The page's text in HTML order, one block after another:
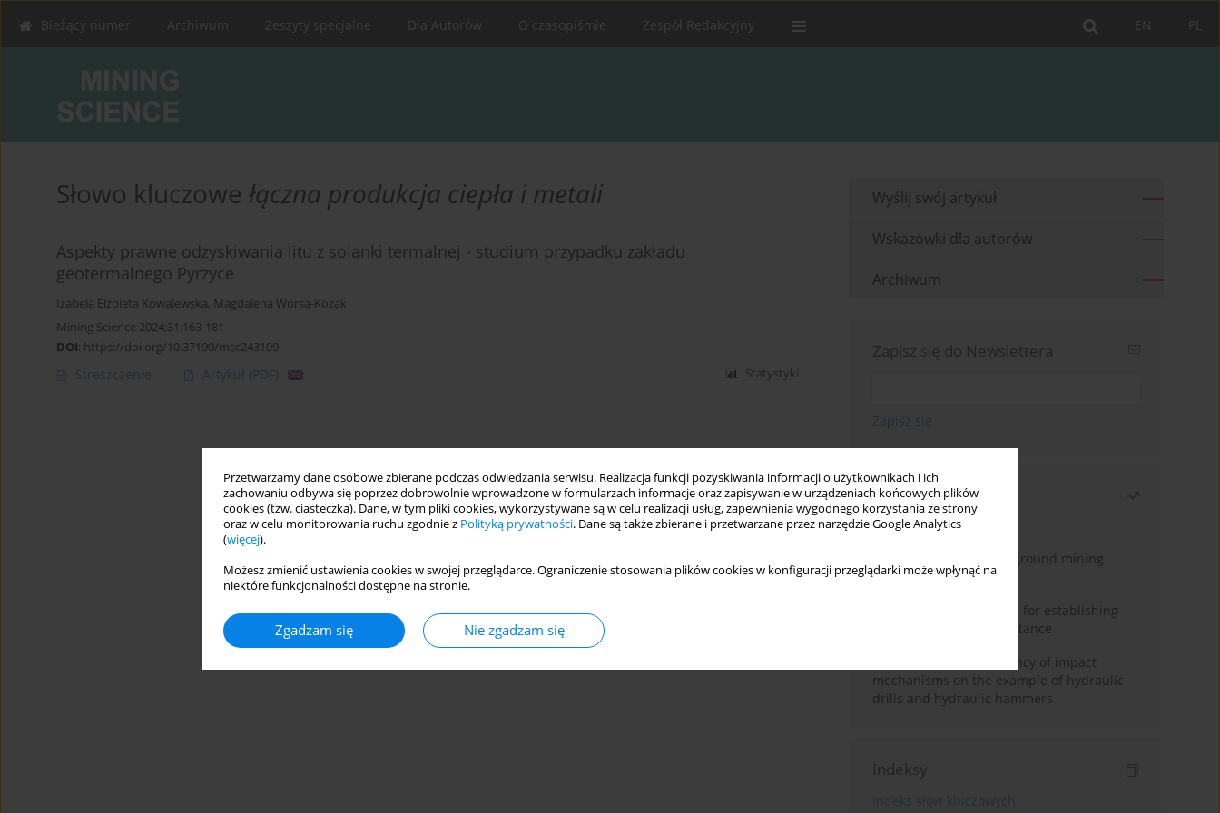
Przetwarzamy dane osobowe zbierane podczas odwiedzania serwisu. Realizacja funkcji pozyskiwania informacji o użytkownikach i ich
zachowaniu odbywa się poprzez dobrowolnie wprowadzone w formularzach informacje oraz zapisywanie w urządzeniach końcowych plików
cookies (tzw. ciasteczka). Dane, w tym pliki cookies, wykorzystywane są w celu realizacji usług, zapewnienia wygodnego korzystania ze strony
oraz w celu monitorowania ruchu zgodnie z Polityką prywatności. Dane są także zbierane i przetwarzane przez narzędzie Google Analytics
(więcej).
Możesz zmienić ustawienia cookies w swojej przeglądarce. Ograniczenie stosowania plików cookies w konfiguracji przeglądarki może wpłynąć na
niektóre funkcjonalności dostępne na stronie.
Zgadzam się Nie zgadzam się
PL
EN
Bieżący numer Archiwum Zeszyty specjalne Dla Autorów O czasopiśmie Zespół Redakcyjny
Słowo kluczowe łączna produkcja ciepła i metali
Aspekty prawne odzyskiwania litu z solanki termalnej - studium przypadku zakładu
geotermalnego Pyrzyce
Izabela Elżbieta Kowalewska, Magdalena Worsa-Kozak
Mining Science 2024;31:163-181
DOI: https://doi.org/10.37190/msc243109
Streszczenie Artykuł (PDF) Statystyki
Wyślij swój artykuł
Wskazówki dla autorów
Archiwum
Zapisz się do Newslettera
Najczęściej czytane
Miesiąc
Rok
Methodology for underground mining
method selection
New theoretical method for establishing
indentation rolling resistance
Evaluation of the efficiency of impact
mechanisms on the example of hydraulic
drills and hydraulic hammers
Indeksy
Indeks słów kluczowych